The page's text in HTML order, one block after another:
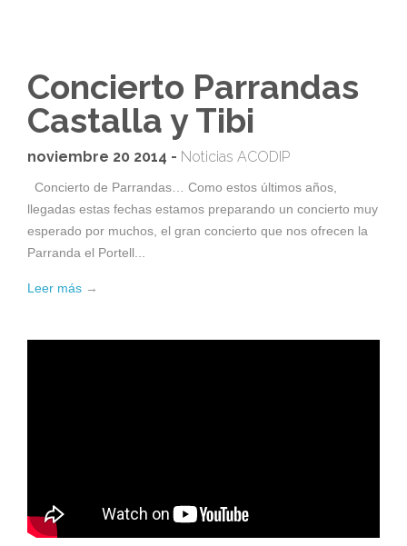
Concierto Parrandas
Castalla y Tibi
noviembre 20 2014 - Noticias ACODIP
Concierto de Parrandas… Como estos últimos años,
llegadas estas fechas estamos preparando un concierto muy
esperado por muchos, el gran concierto que nos ofrecen la
Parranda el Portell...
Leer más →